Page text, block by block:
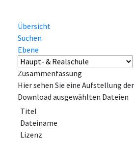
Übersicht
Suchen
Ebene
Zusammenfassung
Hier sehen Sie eine Aufstellung
Download ausgewählten Dateien
Titel
Dateiname
Lizenz